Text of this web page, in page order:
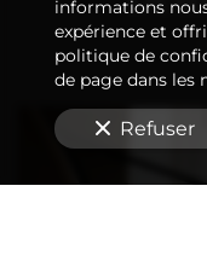
informations
expérience et
politique de
de page dans les
Refuser